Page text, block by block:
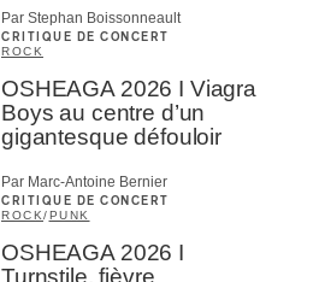
Par Stephan Boissonneault
CRITIQUE DE CONCERT
ROCK
OSHEAGA 2026 I Viagra
Boys au centre d’un
gigantesque défouloir
Par Marc-Antoine Bernier
CRITIQUE DE CONCERT
ROCK/PUNK
OSHEAGA 2026 I
Turnstile, fièvre